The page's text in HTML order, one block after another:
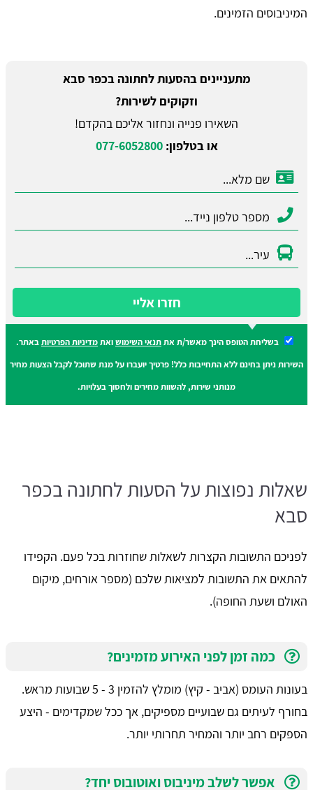
המיניבוסים הזמינים.
מתעניינים בהסעות לחתונה בכפר סבא
וזקוקים לשירות?
השאירו פנייה ונחזור אליכם בהקדם!
או בטלפון:077-6052800
חזרו אליי
בשליחת הטופס הינך מאשר/ת אתתנאי השימושואתמדיניות הפרטיותבאתר.
השירות ניתן בחינם ללא התחייבות כלל! פרטיך יועברו על מנת שתוכל לקבל הצעות מחיר
מנותני שירות, להשוות מחירים ולחסוך בעלויות.
שאלות נפוצות על הסעות לחתונה בכפר
סבא
לפניכם התשובות הקצרות לשאלות שחוזרות בכל פעם. הקפידו
להתאים את התשובות למציאות שלכם (מספר אורחים, מיקום
האולם ושעת החופה).
כמה זמן לפני האירוע מזמינים?
בעונות העומס (אביב - קיץ) מומלץ להזמין 3 - 5 שבועות מראש.
בחורף לעיתים גם שבועיים מספיקים, אך ככל שמקדימים - היצע
הספקים רחב יותר והמחיר תחרותי יותר.
אפשר לשלב מיניבוס ואוטובוס יחד?